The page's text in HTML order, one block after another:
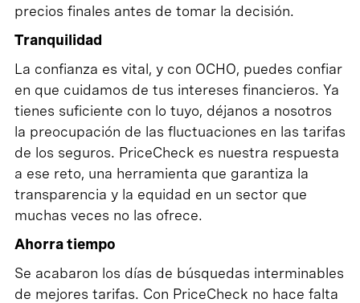
precios finales antes de tomar la decisión.
Tranquilidad
La confianza es vital, y con OCHO, puedes confiar
en que cuidamos de tus intereses financieros. Ya
tienes suficiente con lo tuyo, déjanos a nosotros
la preocupación de las fluctuaciones en las tarifas
de los seguros. PriceCheck es nuestra respuesta
a ese reto, una herramienta que garantiza la
transparencia y la equidad en un sector que
muchas veces no las ofrece.
Ahorra tiempo
Se acabaron los días de búsquedas interminables
de mejores tarifas. Con PriceCheck no hace falta